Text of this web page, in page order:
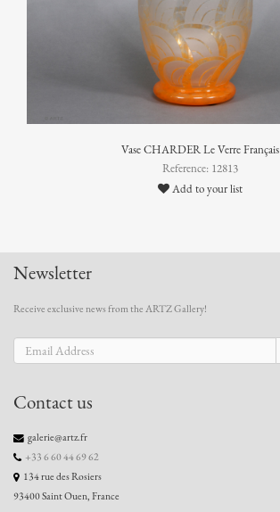
Vase CHARDER Le Verre Français
Reference: 12813
Add to your list
Newsletter
Receive exclusive news from the ARTZ Gallery!
Contact us
galerie@artz.fr
+33 6 60 44 69 62
134 rue des Rosiers
93400 Saint Ouen, France